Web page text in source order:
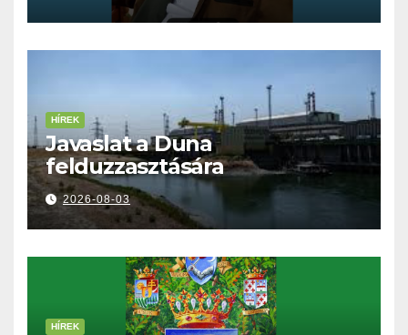
HÍREK
Javaslat a Duna
felduzzasztására
2026-08-03
HÍREK